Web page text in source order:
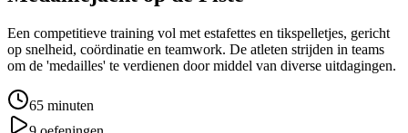
Een competitieve training vol met estafettes en tikspelletjes, gericht
op snelheid, coördinatie en teamwork. De atleten strijden in teams
om de 'medailles' te verdienen door middel van diverse uitdagingen.
65 minuten